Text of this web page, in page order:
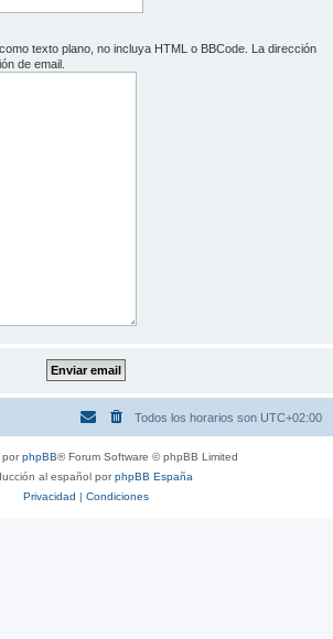
texto plano, no incluya HTML o BBCode. La dirección
de email.
Todos los horarios son UTC+02:00
porphpBB® Forum Software © phpBB Limited
al español porphpBB España
Privacidad | Condiciones